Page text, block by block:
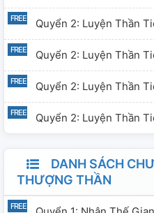
Quyển 2: Luyện Thần
Quyển 2: Luyện Thần
Quyển 2: Luyện Thần
Quyển 2: Luyện Thần
DANH SÁCH
THƯỢNG THẦN